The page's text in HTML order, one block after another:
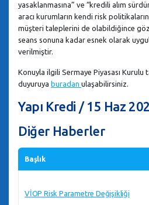
yasaklanmasına” ve “kredili alım
aracı kurumların kendi risk
müşteri taleplerini de olabildiğince
seans sonuna kadar esnek olarak
verilmiştir.
Konuyla ilgili Sermaye Piyasası Kurulu
duyuruya buradan ulaşabilirsiniz.
Yapı Kredi / 15 Haz
Diğer Haberler
Başlık
VİOP Risk Parametre Değişikliği